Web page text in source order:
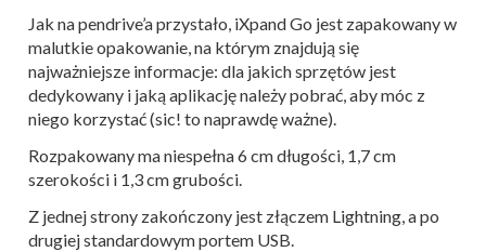
Jak na pendrive’a przystało, iXpand Go jest zapakowany w
malutkie opakowanie, na którym znajdują się
najważniejsze informacje: dla jakich sprzętów jest
dedykowany i jaką aplikację należy pobrać, aby móc z
niego korzystać (sic! to naprawdę ważne).
Rozpakowany ma niespełna 6 cm długości, 1,7 cm
szerokości i 1,3 cm grubości.
Z jednej strony zakończony jest złączem Lightning, a po
drugiej standardowym portem USB.